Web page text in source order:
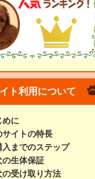
ト利用について
めに
サイトの特長
入までのステップ
の生体保証
の受け取り方法